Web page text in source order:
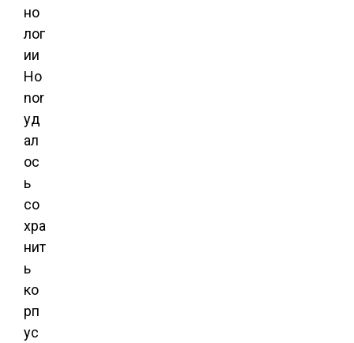
но
лог
ии
Ho
nor
уд
ал
ос
ь
со
хра
нит
ь
ко
рп
ус